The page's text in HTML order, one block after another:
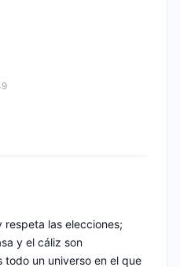
respeta las elecciones;
y el cáliz son
todo un universo en el que